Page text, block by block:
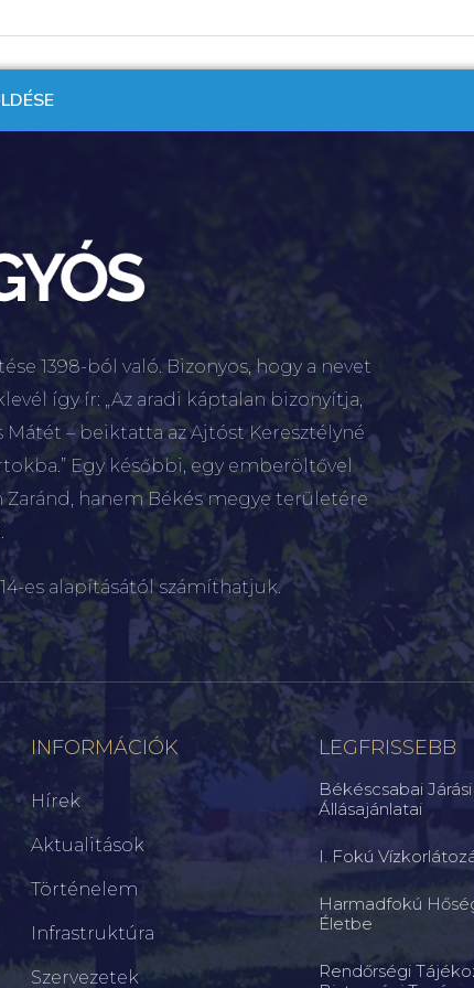
1398-ból való. Bizonyos, hogy a nevet
így ír: „Az aradi káptalan bizonyítja,
– beiktatta az Ajtóst Keresztélyné
Egy későbbi, egy emberöltővel
hanem Békés megye területére
es alapításától számíthatjuk.
INFORMÁCIÓK
Hírek
Aktualitások
Történelem
Infrastruktúra
Szervezetek
LEGFRISSEBB
Békéscsabai
Állásajánlatai
I. Fokú
Harmadfokú
Életbe
Rendőrségi